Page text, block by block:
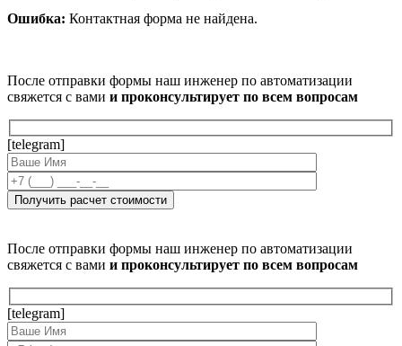
Ошибка: Контактная форма не найдена.
После отправки формы наш инженер по автоматизации
свяжется с вами и проконсультирует по всем вопросам
[telegram]
После отправки формы наш инженер по автоматизации
свяжется с вами и проконсультирует по всем вопросам
[telegram]